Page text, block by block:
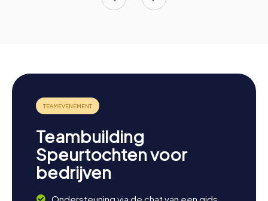
Teambuilding
Speurtochten voor
bedrijven